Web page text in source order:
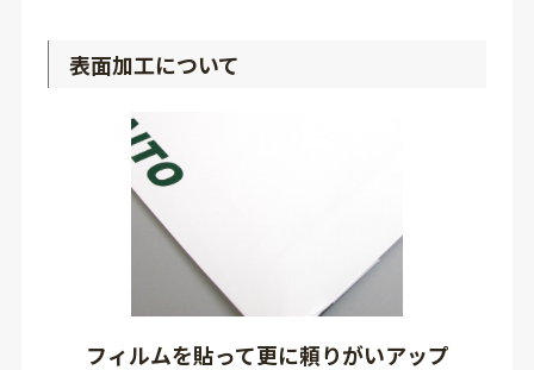
表面加工について
フィルムを貼って更に頼りがいアップ